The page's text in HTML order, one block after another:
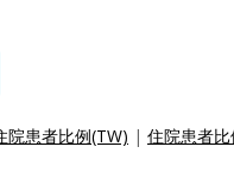
院患者比例(TW) | 住院患者比